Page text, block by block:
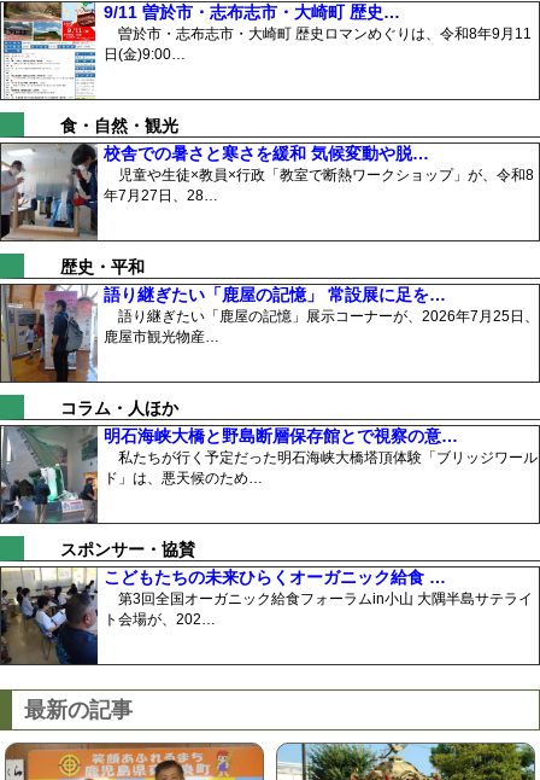
9/11 曽於市・志布志市・大崎町 歴史…
曽於市・志布志市・大崎町 歴史ロマンめぐりは、令和8年9月11
日(金)9:00…
食・自然・観光
校舎での暑さと寒さを緩和 気候変動や脱…
児童や生徒×教員×行政「教室で断熱ワークショップ」が、令和8
年7月27日、28…
歴史・平和
語り継ぎたい「鹿屋の記憶」 常設展に足を…
語り継ぎたい「鹿屋の記憶」展示コーナーが、2026年7月25日、
鹿屋市観光物産…
コラム・人ほか
明石海峡大橋と野島断層保存館とで視察の意…
私たちが行く予定だった明石海峡大橋塔頂体験「ブリッジワール
ド」は、悪天候のため…
スポンサー・協賛
こどもたちの未来ひらくオーガニック給食 …
第3回全国オーガニック給食フォーラムin小山 大隅半島サテライ
ト会場が、202…
最新の記事